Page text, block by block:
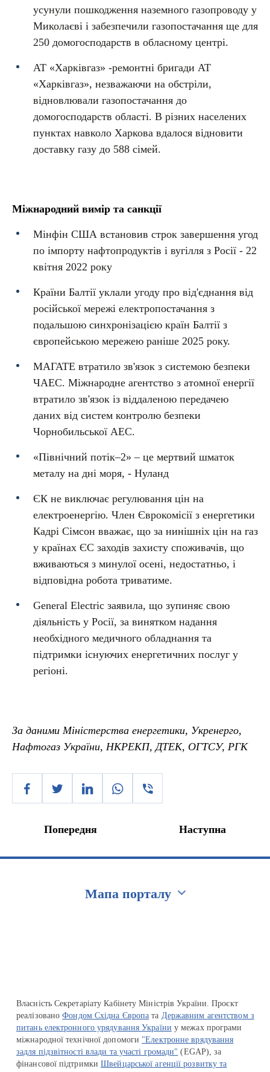
усунули пошкодження наземного газопроводу у
Миколаєві і забезпечили газопостачання ще для
250 домогосподарств в обласному центрі.
АТ «Харківгаз» -ремонтні бригади АТ
«Харківгаз», незважаючи на обстріли,
відновлювали газопостачання до
домогосподарств області. В різних населених
пунктах навколо Харкова вдалося відновити
доставку газу до 588 сімей.
Міжнародний вимір та санкції
Мінфін США встановив строк завершення угод
по імпорту нафтопродуктів і вугілля з Росії - 22
квітня 2022 року
Країни Балтії уклали угоду про від'єднання від
російської мережі електропостачання з
подальшою синхронізацією країн Балтії з
європейською мережею раніше 2025 року.
МАГАТЕ втратило зв'язок з системою безпеки
ЧАЕС. Міжнародне агентство з атомної енергії
втратило зв'язок із віддаленою передачею
даних від систем контролю безпеки
Чорнобильської АЕС.
«Північний потік–2» – це мертвий шматок
металу на дні моря, - Нуланд
ЄК не виключає регулювання цін на
електроенергію. Член Єврокомісії з енергетики
Кадрі Сімсон вважає, що за нинішніх цін на газ
у країнах ЄС заходів захисту споживачів, що
вживаються з минулої осені, недостатньо, і
відповідна робота триватиме.
General Electric заявила, що зупиняє свою
діяльність у Росії, за винятком надання
необхідного медичного обладнання та
підтримки існуючих енергетичних послуг у
регіоні.
За даними Міністерства енергетики, Укренерго,
Нафтогаз України, НКРЕКП, ДТЕК, ОГТСУ, РГК
Попередня Наступна
Мапа порталу
Власність Секретаріату Кабінету Міністрів України. Проєкт
реалізованоФондом Східна Європа та Державним агентством з
питань електронного урядування України у межах програми
міжнародної технічної допомоги "Електронне врядування
задля підзвітності влади та участі громади" (EGAP), за
фінансової підтримкиШвейцарської агенції розвитку та